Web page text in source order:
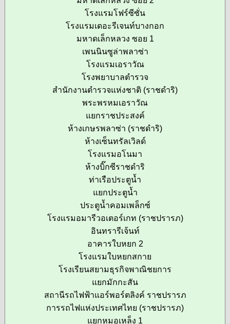
โรงแรมโฟร์ซีซั่น
โรงแรมเดอะรีเจนท์บางกอก
มหาดเล็กหลวง ซอย 1
เพนนินซูล่าพลาซ่า
โรงแรมเอราวัณ
โรงพยาบาลตำรวจ
สำนักงานตำรวจแห่งชาติ (ราชดำริ)
พระพรหมเอราวัณ
แยกราชประสงค์
ห้างเกษรพลาซ่า (ราชดำริ)
ห้างเซ็นทรัลเวิลด์
โรงแรมอโนมา
ห้างบิ๊กซีราชดำริ
ท่าเรือประตูน้ำ
แยกประตูน้ำ
ประตูน้ำคอมเพล็กซ์
โรงแรมอมารีวอเตอร์เกท (ราชปรารภ)
อินทรารีเจ้นท์
อาคารใบหยก 2
โรงแรมใบหยกสกาย
โรงเรียนสยามธุรกิจพาณิชยการ
แยกมักกะสัน
สถานีรถไฟฟ้าแอร์พอร์ตลิงค์ ราชปรารภ
การรถไฟแห่งประเทศไทย (ราชปรารภ)
แยกหมอเหล็ง 1